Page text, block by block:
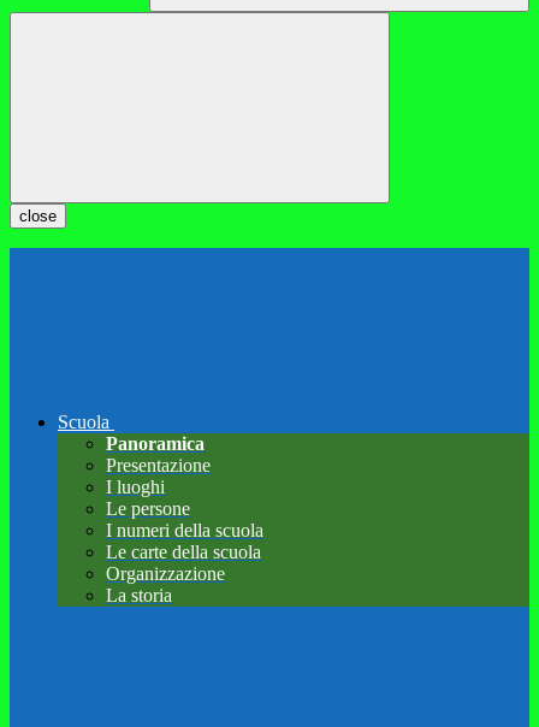
close
Scuola
Panoramica
Presentazione
I luoghi
Le persone
I numeri della scuola
Le carte della scuola
Organizzazione
La storia